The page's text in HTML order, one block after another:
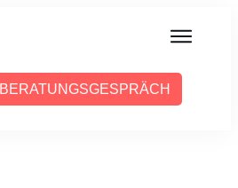
BERATUNGSGESPRÄCH